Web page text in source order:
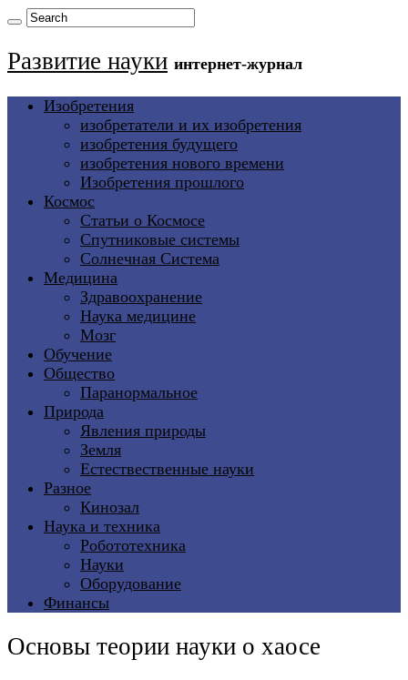
Развитие науки интернет-журнал
Изобретения
изобретатели и их изобретения
изобретения будущего
изобретения нового времени
Изобретения прошлого
Космос
Статьи о Космосе
Спутниковые системы
Солнечная Система
Медицина
Здравоохранение
Наука медицине
Мозг
Обучение
Общество
Паранормальное
Природа
Явления природы
Земля
Естествественные науки
Разное
Кинозал
Наука и техника
Робототехника
Науки
Оборудование
Финансы
Основы теории науки о хаосе